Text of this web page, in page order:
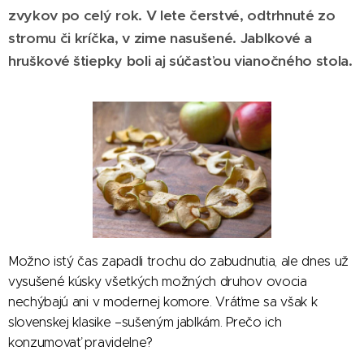
zvykov po celý rok. V lete čerstvé, odtrhnuté zo
stromu či kríčka, v zime nasušené. Jablkové a
hruškové štiepky boli aj súčasťou vianočného stola.
Možno istý čas zapadli trochu do zabudnutia, ale dnes už
vysušené kúsky všetkých možných druhov ovocia
nechýbajú ani v modernej komore. Vráťme sa však k
slovenskej klasike –sušeným jablkám. Prečo ich
konzumovať pravidelne?